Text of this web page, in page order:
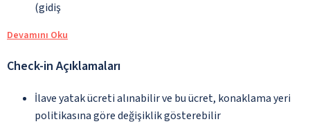
(gidiş
Devamını Oku
Check-in Açıklamaları
İlave yatak ücreti alınabilir ve bu ücret, konaklama yeri
politikasına göre değişiklik gösterebilir